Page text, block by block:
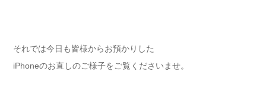
それでは今日も皆様からお預かりした
iPhoneのお直しのご様子をご覧くださいませ。